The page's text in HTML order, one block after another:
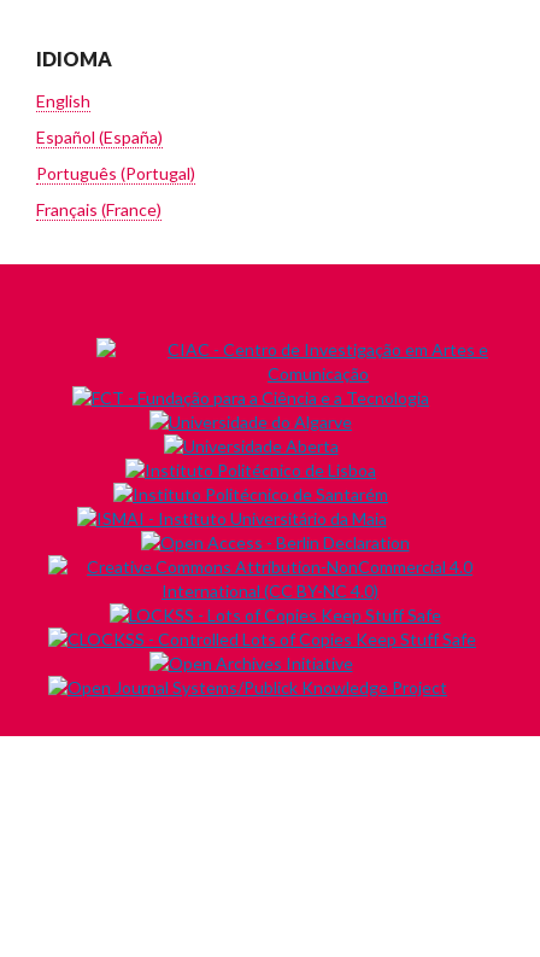
IDIOMA
English
Español (España)
Português (Portugal)
Français (France)